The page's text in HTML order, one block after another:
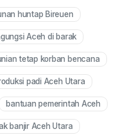
Mute
huntap Bireuen
Aceh di barak
tetap korban bencana
padi Aceh Utara
bantuan pemerintah Aceh
banjir Aceh Utara